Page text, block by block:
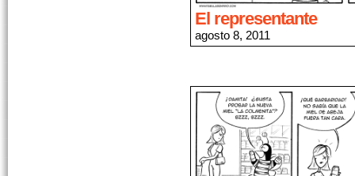
El representante
agosto 8, 2011